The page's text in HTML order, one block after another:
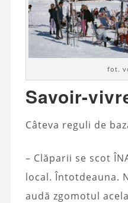
fot.
Savoir-
Câteva reguli de
– Clăparii se scot
local. Întotdeauna.
audă zgomotul acela